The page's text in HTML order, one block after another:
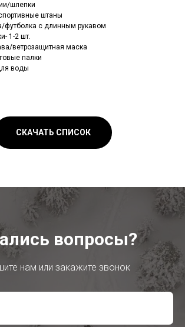
шлепки
штаны
футболка с длинным рукавом
1-2 шт.
ветрозащитная маска
палки
воды
СКАЧАТЬ СПИСОК
вопросы?
нам или закажите звонок